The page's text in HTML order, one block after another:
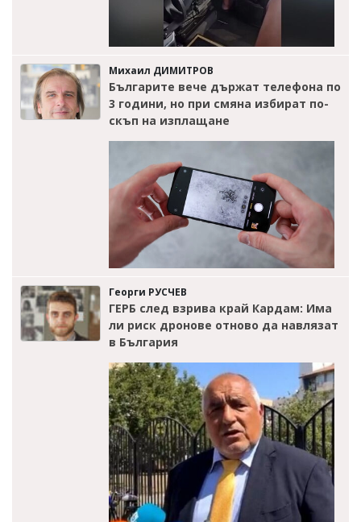
Михаил ДИМИТРОВ
Българите вече държат телефона по
3 години, но при смяна избират по-
скъп на изплащане
Георги РУСЧЕВ
ГЕРБ след взрива край Кардам: Има
ли риск дронове отново да навлязат
в България